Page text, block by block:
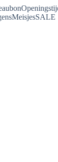
MeisjesSALE